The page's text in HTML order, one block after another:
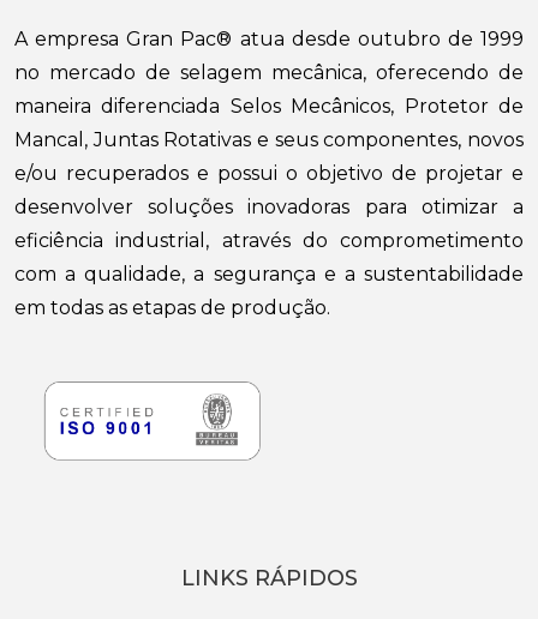
A empresa Gran Pac® atua desde outubro de 1999
no mercado de selagem mecânica, oferecendo de
maneira diferenciada Selos Mecânicos, Protetor de
Mancal, Juntas Rotativas e seus componentes, novos
e/ou recuperados e possui o objetivo de projetar e
desenvolver soluções inovadoras para otimizar a
eficiência industrial, através do comprometimento
com a qualidade, a segurança e a sustentabilidade
em todas as etapas de produção.
LINKS RÁPIDOS